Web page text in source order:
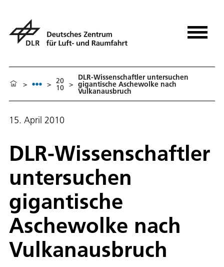
> > 20
10 >
DLR-Wissenschaftler untersuchen
gigantische Aschewolke nach
Vulkanausbruch
15. April 2010
DLR-Wissenschaftler
untersuchen
gigantische
Aschewolke nach
Vulkanausbruch